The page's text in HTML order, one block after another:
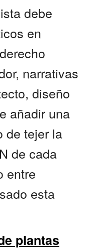
debe
en
narrativas
diseño
añadir una
de tejer la
de cada
entre
esta
plantas